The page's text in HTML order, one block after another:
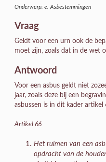
Onderwerp: e. Asbestemmingen
Vraag
Geldt voor een urn ook de
moet zijn, zoals dat in de wet
Antwoord
Voor een asbus geldt niet
jaar, zoals deze bij een
asbussen is in dit kader
Artikel 66
Het ruimen van een
opdracht van de